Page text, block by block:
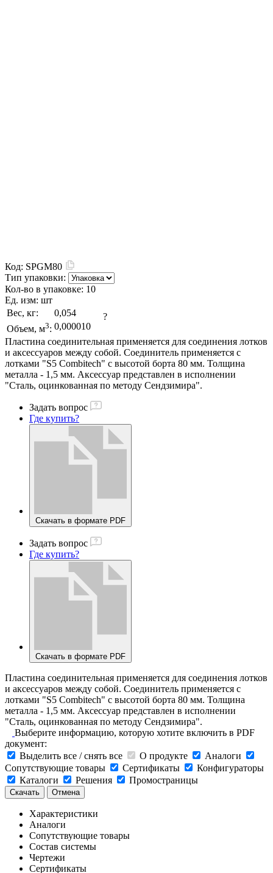
Код: SPGM80
Тип упаковки:
Кол-во в упаковке: 10
Ед. изм: шт
Вес, кг:
0,054
Объем, м3: 0,000010
?
Пластина соединительная применяется для соединения лотков
и аксессуаров между собой. Соединитель применяется с
лотками "S5 Combitech" с высотой борта 80 мм. Толщина
металла - 1,5 мм. Аксессуар представлен в исполнении
"Сталь, оцинкованная по методу Сендзимира".
Задать вопрос
Где купить?
Скачать в формате PDF
Задать вопрос
Где купить?
Скачать в формате PDF
Пластина соединительная применяется для соединения лотков
и аксессуаров между собой. Соединитель применяется с
лотками "S5 Combitech" с высотой борта 80 мм. Толщина
металла - 1,5 мм. Аксессуар представлен в исполнении
"Сталь, оцинкованная по методу Сендзимира".
Выберите информацию, которую хотите включить в PDF
документ:
Выделить все / снять все
О продукте
Аналоги
Сопутствующие товары
Сертификаты
Конфигураторы
Каталоги
Решения Промостраницы
Скачать Отмена
Характеристики
Аналоги
Сопутствующие товары
Состав системы
Чертежи
Сертификаты